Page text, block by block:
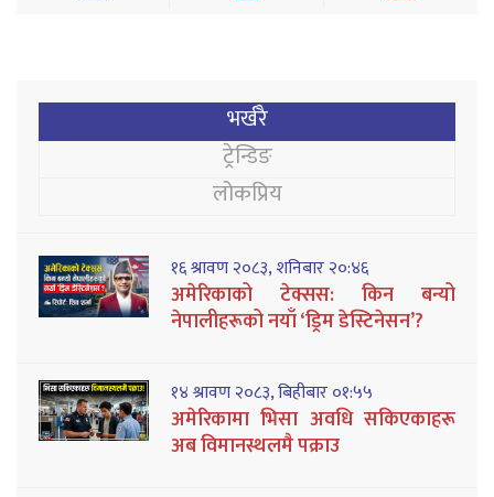
भर्खरै
ट्रेन्डिङ
लोकप्रिय
१६ श्रावण २०८३, शनिबार २०:४६
अमेरिकाको टेक्सस: किन बन्यो
नेपालीहरूको नयाँ ‘ड्रिम डेस्टिनेसन’?
१४ श्रावण २०८३, बिहीबार ०१:५५
अमेरिकामा भिसा अवधि सकिएकाहरू
अब विमानस्थलमै पक्राउ